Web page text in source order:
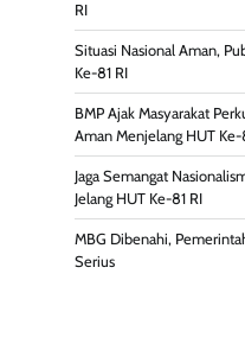
RI
Situasi Nasional Aman,
Ke-81 RI
BMP Ajak Masyarakat
Aman Menjelang HUT Ke-
Jaga Semangat
Jelang HUT Ke-81 RI
MBG Dibenahi,
Serius